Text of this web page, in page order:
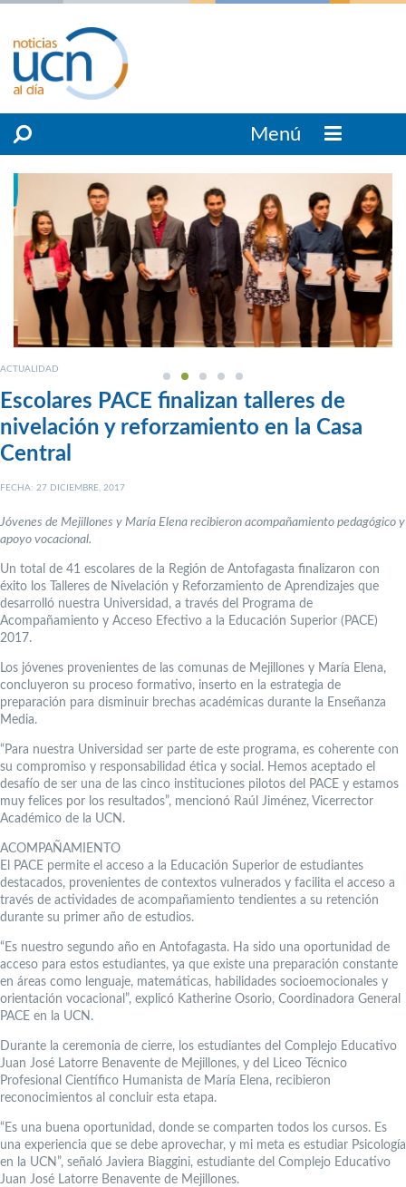
Menú
ACTUALIDAD
Escolares PACE finalizan talleres de
nivelación y reforzamiento en la Casa
Central
FECHA: 27 DICIEMBRE, 2017
Jóvenes de Mejillones y María Elena recibieron acompañamiento pedagógico y
apoyo vocacional.
Un total de 41 escolares de la Región de Antofagasta finalizaron con
éxito los Talleres de Nivelación y Reforzamiento de Aprendizajes que
desarrolló nuestra Universidad, a través del Programa de
Acompañamiento y Acceso Efectivo a la Educación Superior (PACE)
2017.
Los jóvenes provenientes de las comunas de Mejillones y María Elena,
concluyeron su proceso formativo, inserto en la estrategia de
preparación para disminuir brechas académicas durante la Enseñanza
Media.
“Para nuestra Universidad ser parte de este programa, es coherente con
su compromiso y responsabilidad ética y social. Hemos aceptado el
desafío de ser una de las cinco instituciones pilotos del PACE y estamos
muy felices por los resultados”, mencionó Raúl Jiménez, Vicerrector
Académico de la UCN.
ACOMPAÑAMIENTO
El PACE permite el acceso a la Educación Superior de estudiantes
destacados, provenientes de contextos vulnerados y facilita el acceso a
través de actividades de acompañamiento tendientes a su retención
durante su primer año de estudios.
“Es nuestro segundo año en Antofagasta. Ha sido una oportunidad de
acceso para estos estudiantes, ya que existe una preparación constante
en áreas como lenguaje, matemáticas, habilidades socioemocionales y
orientación vocacional”, explicó Katherine Osorio, Coordinadora General
PACE en la UCN.
Durante la ceremonia de cierre, los estudiantes del Complejo Educativo
Juan José Latorre Benavente de Mejillones, y del Liceo Técnico
Profesional Científico Humanista de María Elena, recibieron
reconocimientos al concluir esta etapa.
“Es una buena oportunidad, donde se comparten todos los cursos. Es
una experiencia que se debe aprovechar, y mi meta es estudiar Psicología
en la UCN”, señaló Javiera Biaggini, estudiante del Complejo Educativo
Juan José Latorre Benavente de Mejillones.